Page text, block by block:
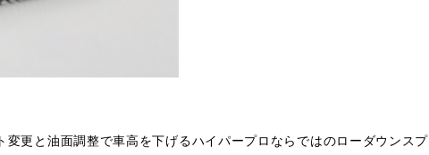
更と油面調整で車高を下げるハイパープロならではのローダウンスプ